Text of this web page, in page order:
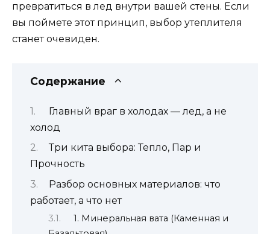
превратиться в лед внутри вашей стены. Если
вы поймете этот принцип, выбор утеплителя
станет очевиден.
Содержание
Главный враг в холодах — лед, а не
холод
Три кита выбора: Тепло, Пар и
Прочность
Разбор основных материалов: что
работает, а что нет
1. Минеральная вата (Каменная и